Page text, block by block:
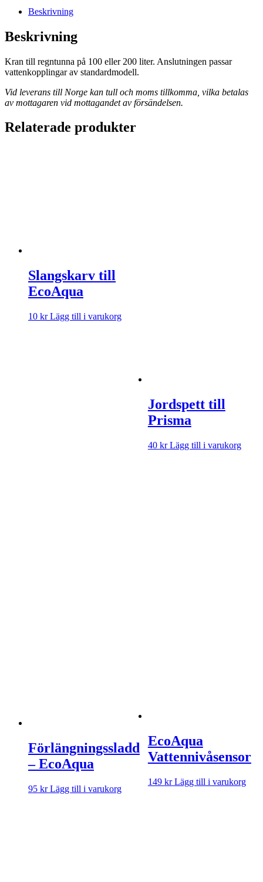
Beskrivning
Beskrivning
Kran till regntunna på 100 eller 200 liter. Anslutningen passar
vattenkopplingar av standardmodell.
Vid leverans till Norge kan tull och moms tillkomma, vilka betalas
av mottagaren vid mottagandet av försändelsen.
Relaterade produkter
Slangskarv till
EcoAqua
10 kr Lägg till i varukorg
Jordspett till
Prisma
40 kr Lägg till i varukorg
Förlängningssladd
– EcoAqua
95 kr Lägg till i varukorg
EcoAqua
Vattennivåsensor
149 kr Lägg till i varukorg